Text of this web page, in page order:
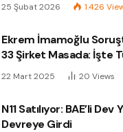
25 Şubat 2026 1.426
Ekrem İmamoğlu
33 Şirket Masada: İşte
22 Mart 2025 20 Views
N11 Satılıyor: BAE’li Dev
Devreye Girdi